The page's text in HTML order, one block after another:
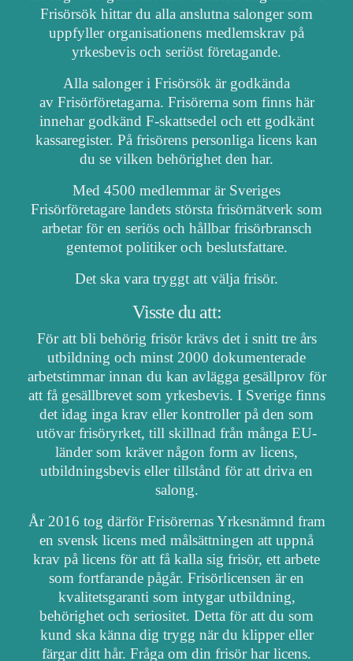
Frisörsök hittar du alla anslutna salonger som
uppfyller organisationens medlemskrav på
yrkesbevis och seriöst företagande.
Alla salonger i Frisörsök är godkända
av Frisörföretagarna. Frisörerna som finns här
innehar godkänd F-skattsedel och ett godkänt
kassaregister. På frisörens personliga licens kan
du se vilken behörighet den har.
Med 4500 medlemmar är Sveriges
Frisörföretagare landets största frisörnätverk som
arbetar för en seriös och hållbar frisörbransch
gentemot politiker och beslutsfattare.
Det ska vara tryggt att välja frisör.
Visste du att:
För att bli behörig frisör krävs det i snitt tre års
utbildning och minst 2000 dokumenterade
arbetstimmar innan du kan avlägga gesällprov för
att få gesällbrevet som yrkesbevis. I Sverige finns
det idag inga krav eller kontroller på den som
utövar frisöryrket, till skillnad från många EU-
länder som kräver någon form av licens,
utbildningsbevis eller tillstånd för att driva en
salong.
År 2016 tog därför Frisörernas Yrkesnämnd fram
en svensk licens med målsättningen att uppnå
krav på licens för att få kalla sig frisör, ett arbete
som fortfarande pågår. Frisörlicensen är en
kvalitetsgaranti som intygar utbildning,
behörighet och seriositet. Detta för att du som
kund ska känna dig trygg när du klipper eller
färgar ditt hår. Fråga om din frisör har licens.